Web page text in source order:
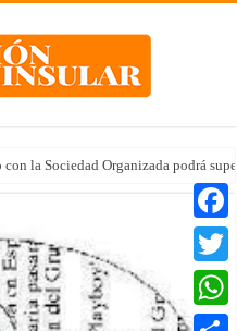
la Sociedad Organizada podrá
Twitter